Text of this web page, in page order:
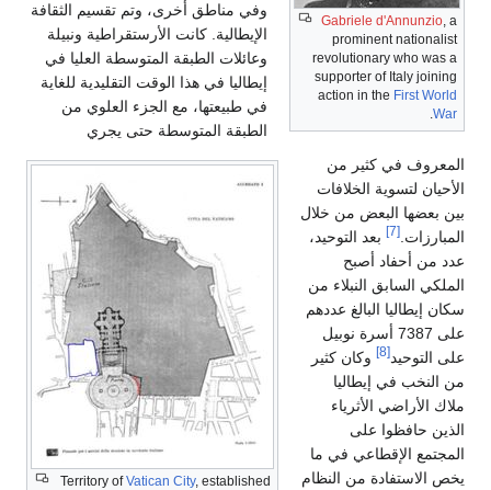
Gabriele d'Annunzio, a
prominent nationalist
revolutionary who was a
supporter of Italy joining
action in the First World
War
.
Territory ofVatican City, established
وفي مناطق أخرى، وتم تقسيم الثقافة
الإيطالية. كانت الأرستقراطية ونبيلة
وعائلات الطبقة المتوسطة العليا في
إيطاليا في هذا الوقت التقليدية للغاية
في طبيعتها، مع الجزء العلوي من
الطبقة المتوسطة حتى يجري
المعروف في كثير من
الأحيان لتسوية الخلافات
بين بعضها البعض من خلال
المبارزات. [7]
بعد التوحيد،
عدد من أحفاد أصبح
الملكي السابق النبلاء من
سكان إيطاليا البالغ عددهم
على 7387 أسرة نوبيل
على التوحيد[8]
وكان كثير
من النخب في إيطاليا
ملاك الأراضي الأثرياء
الذين حافظوا على
المجتمع الإقطاعي في ما
يخص الاستفادة من النظام